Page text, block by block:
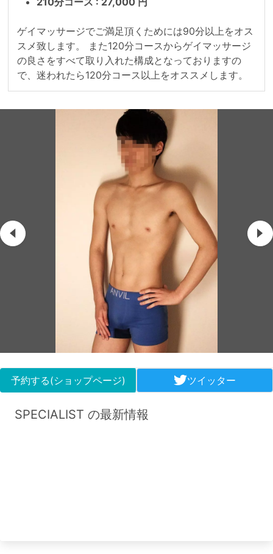
ゲイマッサージでご満足頂くためには90分以上をオス
スメ致します。 また120分コースからゲイマッサージ
の良さをすべて取り入れた構成となっておりますの
で、迷われたら120分コース以上をオススメします。
予約する(ショップページ) ツイッター
SPECIALIST の最新情報